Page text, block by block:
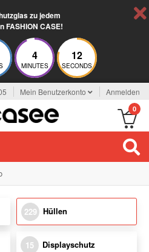
zu jedem
FASHION CASE!
4
MINUTES
11
SECONDS
Mein Benutzerkonto Anmelden
0
229 Hüllen
15 Displayschutz